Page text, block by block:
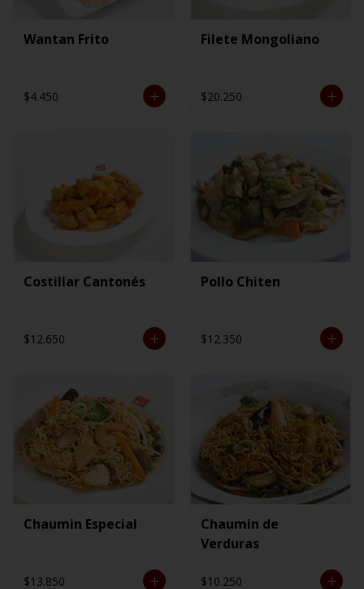
Wantan Frito
$4.450
Filete Mongoliano
$20.250
Costillar Cantonés
$12.650
Pollo Chiten
$12.350
Chaumin Especial
$13.850
Chaumin de
Verduras
$10.250